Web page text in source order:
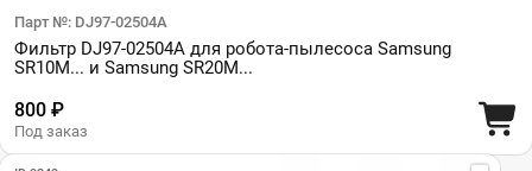
Парт №: DJ97-02504A
Фильтр DJ97-02504A для робота-пылесоса Samsung
SR10M... и Samsung SR20M...
800 ₽
Под заказ